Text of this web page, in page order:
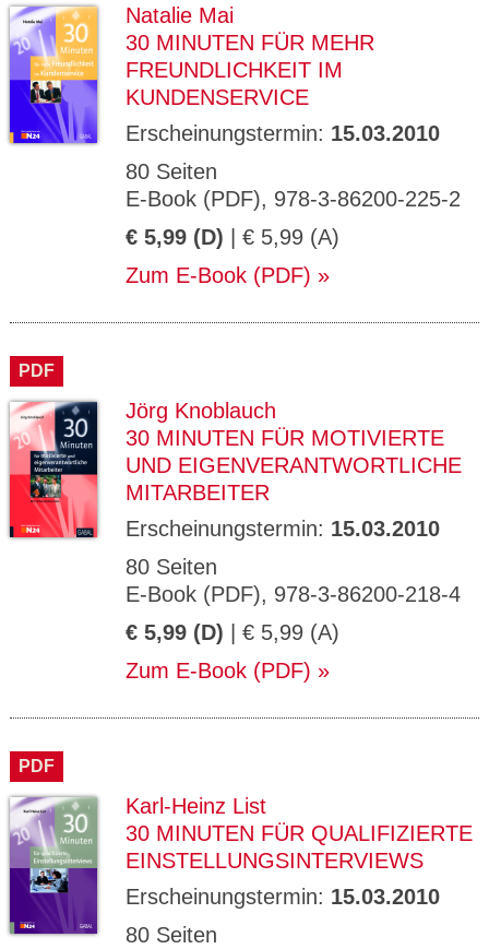
Natalie Mai
30 MINUTEN FÜR MEHR
FREUNDLICHKEIT IM
KUNDENSERVICE
Erscheinungstermin: 15.03.2010
80 Seiten
E-Book (PDF), 978-3-86200-225-2
€ 5,99 (D) | € 5,99 (A)
Zum E-Book (PDF)
PDF
Jörg Knoblauch
30 MINUTEN FÜR MOTIVIERTE
UND EIGENVERANTWORTLICHE
MITARBEITER
Erscheinungstermin: 15.03.2010
80 Seiten
E-Book (PDF), 978-3-86200-218-4
€ 5,99 (D) | € 5,99 (A)
Zum E-Book (PDF)
PDF
Karl-Heinz List
30 MINUTEN FÜR QUALIFIZIERTE
EINSTELLUNGSINTERVIEWS
Erscheinungstermin: 15.03.2010
80 Seiten